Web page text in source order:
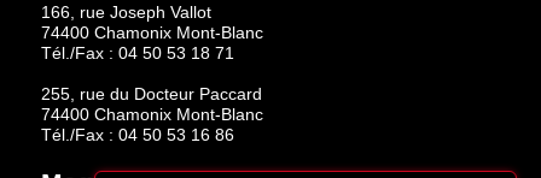
166, rue Joseph Vallot
74400 Chamonix Mont-Blanc
Tél./Fax : 04 50 53 18 71
255, rue du Docteur Paccard
74400 Chamonix Mont-Blanc
Tél./Fax : 04 50 53 16 86